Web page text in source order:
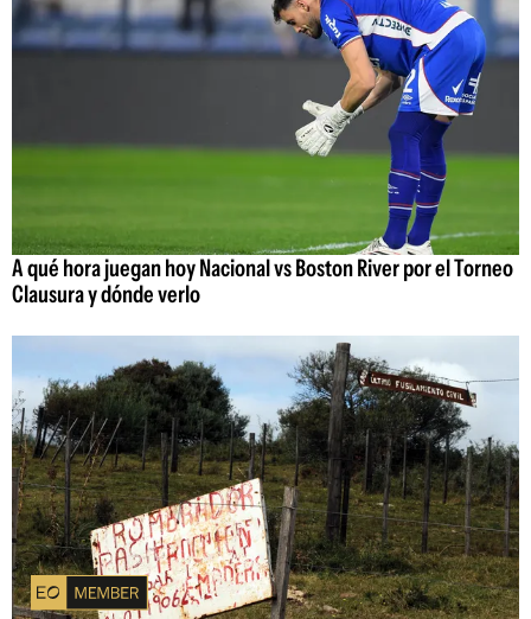
A qué hora juegan hoy Nacional vs Boston River por el Torneo
Clausura y dónde verlo